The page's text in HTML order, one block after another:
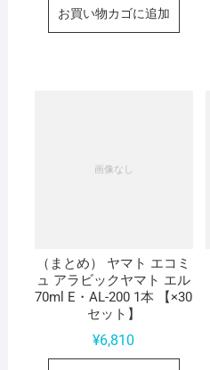
お買い物カゴに追加
（まとめ） ヤマト エコミ
ュ アラビックヤマト エル
70ml E・AL-200 1本 【×30
セット】
¥6,810